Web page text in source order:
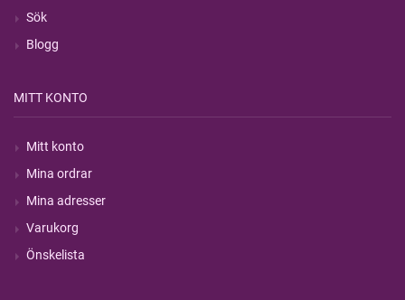
Sök
Blogg
MITT KONTO
Mitt konto
Mina ordrar
Mina adresser
Varukorg
Önskelista